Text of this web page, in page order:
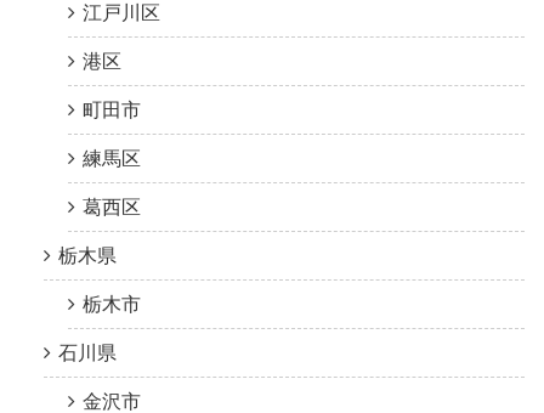
江戸川区
港区
町田市
練馬区
葛西区
栃木県
栃木市
石川県
金沢市